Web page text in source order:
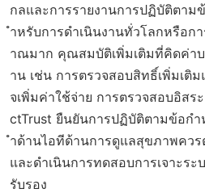
กลและการรายงานการปฏิบัติตาม
ำหรับการดำเนินงานทั่วโลกหรือก
าณมาก คุณสมบัติเพิ่มเติมที่คิดค่า
าน เช่น การตรวจสอบสิทธิ์เพิ่มเติ
จเพิ่มค่าใช้จ่าย การตรวจสอบอิสร
ctTrust ยืนยันการปฏิบัติตามข้อก
ำด้านไอทีด้านการดูแลสุขภาพคว
และดำเนินการทดสอบการเจาะระ
รับรอง